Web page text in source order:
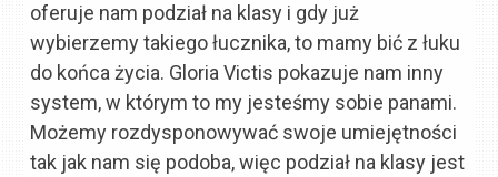
oferuje nam podział na klasy i gdy już
wybierzemy takiego łucznika, to mamy bić z łuku
do końca życia. Gloria Victis pokazuje nam inny
system, w którym to my jesteśmy sobie panami.
Możemy rozdysponowywać swoje umiejętności
tak jak nam się podoba, więc podział na klasy jest